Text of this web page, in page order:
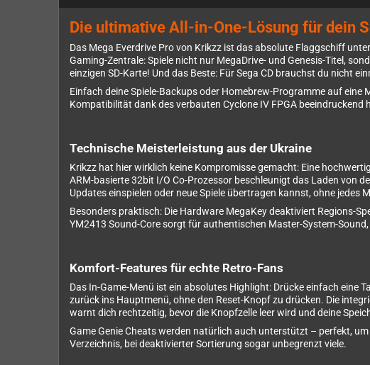
Die ultimative All-in-One-Lösung für dein
Das Mega Everdrive Pro von Krikzz ist das absolute Flaggschiff
Gaming-Zentrale: Spiele nicht nur MegaDrive- und Genesis-Titel,
einzigen SD-Karte! Und das Beste: Für Sega CD brauchst du nicht
Einfach deine Spiele-Backups oder Homebrew-Programme auf eine
Kompatibilität dank des verbauten Cyclone IV FPGA beeindruckend
Technische Meisterleistung aus der Ukraine
Krikzz hat hier wirklich keine Kompromisse gemacht: Eine
ARM-basierte 32bit I/O Co-Prozessor beschleunigt das Laden von
Updates einspielen oder neue Spiele übertragen kannst, ohne jedes
Besonders praktisch: Die Hardware MegaKey deaktiviert Regions-
YM2413 Sound-Core sorgt für authentischen Master-System-
Komfort-Features für echte Retro-Fans
Das In-Game-Menü ist ein absolutes Highlight: Drücke einfach eine
zurück ins Hauptmenü, ohne den Reset-Knopf zu drücken. Die
warnt dich rechtzeitig, bevor die Knopfzelle leer wird und deine
Game Genie Cheats werden natürlich auch unterstützt – perfekt,
Verzeichnis, bei deaktivierter Sortierung sogar unbegrenzt viele.